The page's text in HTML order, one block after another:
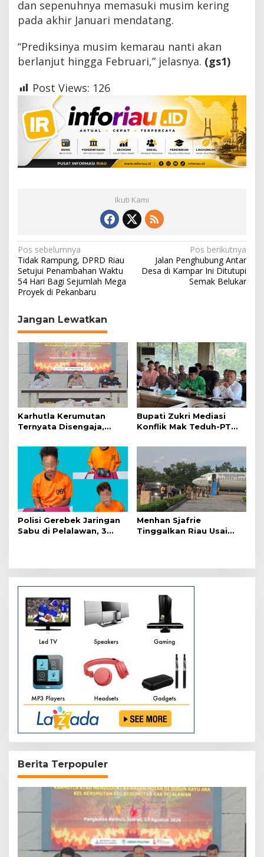
dan sepenuhnya memasuki musim kering
pada akhir Januari mendatang.
“Prediksinya musim kemarau nanti akan
berlanjut hingga Februari,” jelasnya. (gs1)
Post Views: 126
Ikuti Kami
N
a
v
g
a
s
p
s
Pos sebelumnya
Tidak Rampung, DPRD Riau
Setujui Penambahan Waktu
54 Hari Bagi Sejumlah Mega
Proyek di Pekanbaru
Pos berikutnya
Jalan Penghubung Antar
Desa di Kampar Ini Ditutupi
Semak Belukar
Jangan Lewatkan
Karhutla Kerumutan
Ternyata Disengaja,
Pembakar Lahan
Bupati Zukri Mediasi
Konflik Mak Teduh-PT
Polisi Gerebek Jaringan
Sabu di Pelalawan, 3
Menhan Sjafrie
Tinggalkan Riau Usai
Berita Terpopuler